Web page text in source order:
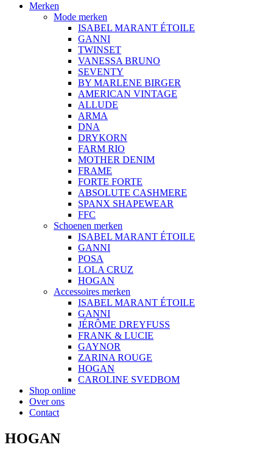
Merken
Mode merken
ISABEL MARANT ÉTOILE
GANNI
TWINSET
VANESSA BRUNO
SEVENTY
BY MARLENE BIRGER
AMERICAN VINTAGE
ALLUDE
ARMA
DNA
DRYKORN
FARM RIO
MOTHER DENIM
FRAME
FORTE FORTE
ABSOLUTE CASHMERE
SPANX SHAPEWEAR
FFC
Schoenen merken
ISABEL MARANT ÉTOILE
GANNI
POSA
LOLA CRUZ
HOGAN
Accessoires merken
ISABEL MARANT ÉTOILE
GANNI
JÉRÔME DREYFUSS
FRANK & LUCIE
GAYNOR
ZARINA ROUGE
HOGAN
CAROLINE SVEDBOM
Shop online
Over ons
Contact
HOGAN